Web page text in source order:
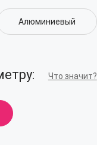
Алюминиевый
Что значит?